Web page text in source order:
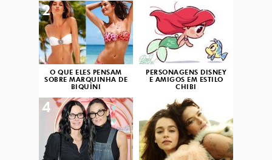
O QUE ELES PENSAM
SOBRE MARQUINHA DE
BIQUÍNI
2
PERSONAGENS DISNEY
E AMIGOS EM ESTILO
CHIBI
3
4